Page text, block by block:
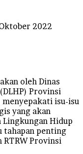
2022
oleh Dinas
Provinsi
menyepakati isu-isu
yang akan
Hidup
tahapan penting
RTRW Provinsi